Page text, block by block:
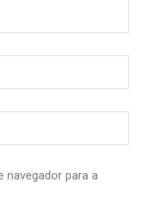
navegador para a